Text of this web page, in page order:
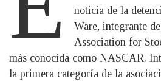
noticia de la
Ware, integrante
Association for
más conocida como NASCAR.
la primera categoría de la